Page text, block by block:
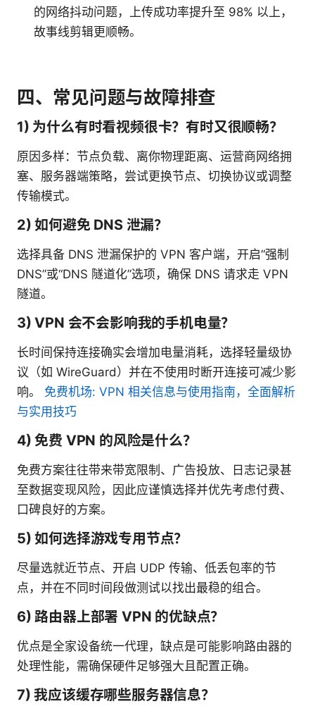
的网络抖动问题，上传成功率提升至 98% 以上，
故事线剪辑更顺畅。
四、常见问题与故障排查
1) 为什么有时看视频很卡？有时又很顺畅？
原因多样：节点负载、离你物理距离、运营商网络拥
塞、服务器端策略，尝试更换节点、切换协议或调整
传输模式。
2) 如何避免 DNS 泄漏？
选择具备 DNS 泄漏保护的 VPN 客户端，开启“强制
DNS”或“DNS 隧道化”选项，确保 DNS 请求走 VPN
隧道。
3) VPN 会不会影响我的手机电量？
长时间保持连接确实会增加电量消耗，选择轻量级协
议（如 WireGuard）并在不使用时断开连接可减少影
响。 免费机场: VPN 相关信息与使用指南，全面解析
与实用技巧
4) 免费 VPN 的风险是什么？
免费方案往往带来带宽限制、广告投放、日志记录甚
至数据变现风险，因此应谨慎选择并优先考虑付费、
口碑良好的方案。
5) 如何选择游戏专用节点？
尽量选就近节点、开启 UDP 传输、低丢包率的节
点，并在不同时间段做测试以找出最稳的组合。
6) 路由器上部署 VPN 的优缺点？
优点是全家设备统一代理，缺点是可能影响路由器的
处理性能，需确保硬件足够强大且配置正确。
7) 我应该缓存哪些服务器信息？